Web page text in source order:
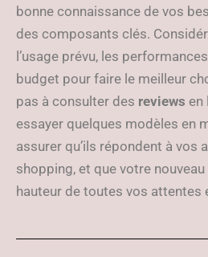
bonne connaissance de vos
des composants clés.
l’usage prévu, les
budget pour faire le meilleur
pas à consulter des reviews en
essayer quelques modèles en
assurer qu’ils répondent à vos
shopping, et que votre
hauteur de toutes vos attentes